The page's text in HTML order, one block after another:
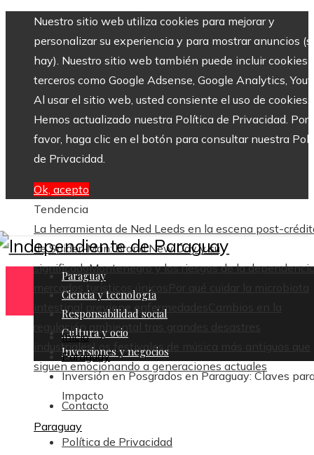
Nuestro sitio web utiliza cookies para mejorar y
personalizar su experiencia y para mostrar anuncios
hay). Nuestro sitio web también puede incluir cookies
terceros como Google Adsense, Google Analytics,
Al usar el sitio web, usted consiente el uso de cookies.
Hemos actualizado nuestra Política de Privacidad. Por
favor, haga clic en el botón para consultar nuestra
de Privacidad.
Ok, acepto
Tendencia
La herramienta de Ned Leeds en la escena post-
de Spider-Man: Brand New Day y su
significadoMontenegro y los riesgos de la
mercados turísticos únicos
Por qué cuidar la microbiota
intestinal previene enfermedades
Cambios en la
regulación ambiental tras grandes desastres
industrialesLos festivales de música más antiguos que
siguen emocionando a generaciones actuales
Contacto
Política de Privacidad
Paraguay
Ciencia y tecnología
Responsabilidad social
Cultura y ocio
Inversiones y negocios
Inicio
Paraguay
Inversión en Posgrados en Paraguay: Claves
Impacto
Paraguay